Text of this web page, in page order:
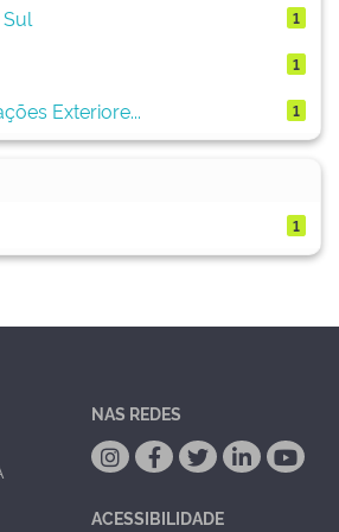
1
1
Exteriore... 1
1
NAS REDES
ACESSIBILIDADE